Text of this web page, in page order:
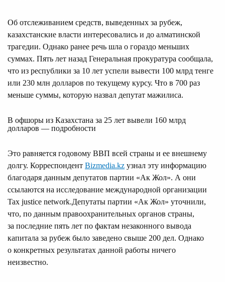
Об отслеживанием средств, выведенных за рубеж,
казахстанские власти интересовались и до алматинской
трагедии. Однако ранее речь шла о гораздо меньших
суммах. Пять лет назад Генеральная прокуратура сообщала,
что из республики за 10 лет успели вывести 100 млрд тенге
или 230 млн долларов по текущему курсу. Что в 700 раз
меньше суммы, которую назвал депутат мажилиса.
В офшоры из Казахстана за 25 лет вывели 160 млрд
долларов — подробности
Это равняется годовому ВВП всей страны и ее внешнему
долгу. Корреспондент Bizmedia.kz узнал эту информацию
благодаря данным депутатов партии «Ак Жол». А они
ссылаются на исследование международной организации
Tax justice network.Депутаты партии «Ак Жол» уточнили,
что, по данным правоохранительных органов страны,
за последние пять лет по фактам незаконного вывода
капитала за рубеж было заведено свыше 200 дел. Однако
о конкретных результатах данной работы ничего
неизвестно.